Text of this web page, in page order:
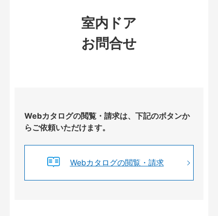
室内ドア
お問合せ
Webカタログの閲覧・請求は、下記のボタンか
らご依頼いただけます。
Webカタログの閲覧・請求